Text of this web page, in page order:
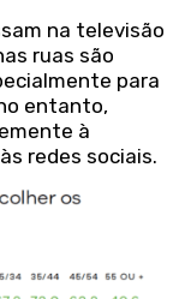
na televisão
ruas são
para
entanto,
à
redes sociais.